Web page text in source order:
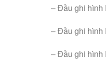
– Đầu ghi hình
– Đầu ghi hình
– Đầu ghi hình